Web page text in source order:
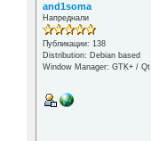
and1soma
Напреднали
Публикации: 138
Distribution: Debian based
Window Manager: GTK+ / Qt